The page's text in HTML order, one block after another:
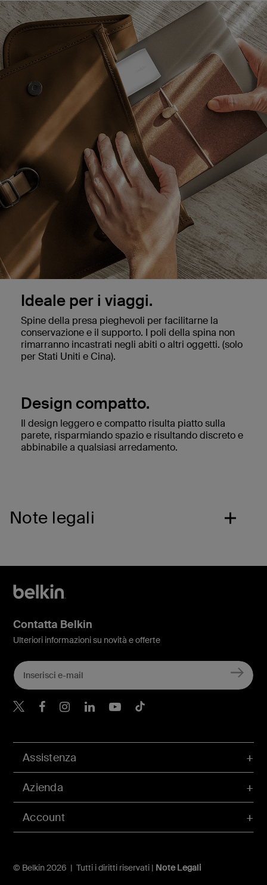
Ideale per i viaggi.
Spine della presa pieghevoli per facilitarne la
conservazione e il supporto. I poli della spina non
rimarranno incastrati negli abiti o altri oggetti. (solo
per Stati Uniti e Cina).
Design compatto.
Il design leggero e compatto risulta piatto sulla
parete, risparmiando spazio e risultando discreto e
abbinabile a qualsiasi arredamento.
Note legali
Account
Assistenza
Azienda
© Belkin 2026 | Tutti i diritti riservati | Note Legali
Contatta Belkin
Ulteriori informazioni su novità e offerte
Belkin Twitter
Belkin Facebook
Belkin Instagram
Belkin LinkedIn
Belkin Youtube
Belkin TikTok